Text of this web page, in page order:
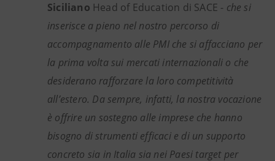
Siciliano Head of Education di SACE - che si
inserisce a pieno nel nostro percorso di
accompagnamento alle PMI che si affacciano per
la prima volta sui mercati internazionali o che
desiderano rafforzare la loro competitività
all’estero. Da sempre, infatti, la nostra vocazione
è offrire un sostegno alle imprese che hanno
bisogno di strumenti efficaci e di un supporto
concreto sia in Italia sia nei Paesi target per